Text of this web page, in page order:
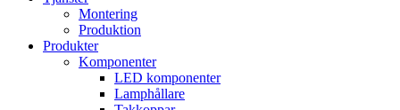
Montering
Produktion
Produkter
Komponenter
LED komponenter
Lamphållare